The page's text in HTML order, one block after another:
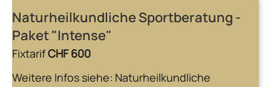
Naturheilkundliche Sportberatung -
Paket "Intense"
FixtarifCHF 600
Weitere Infos siehe: Naturheilkundliche